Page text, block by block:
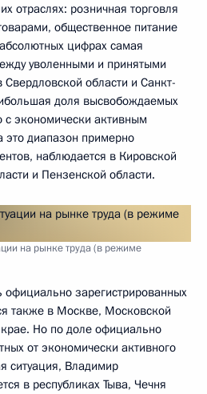
отраслях: розничная торговля
общественное питание
цифрах самая
уволенными и принятыми
области и Санкт-
доля высвобождаемых
экономически активным
это диапазон примерно
наблюдается в Кировской
и Пензенской области.
на рынке труда (в режиме
зарегистрированных
также в Москве, Московской
Но по доле официально
от экономически активного
ситуация, Владимир
в республиках Тыва, Чечня